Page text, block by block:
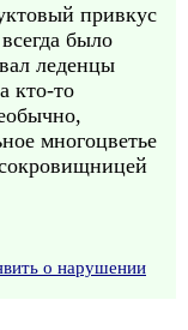
привкус
было
леденцы
кто-то
многоцветье
о нарушении